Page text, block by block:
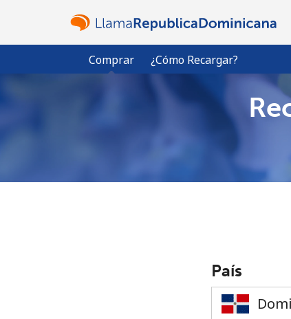
Comprar ¿Cómo Recargar?
País